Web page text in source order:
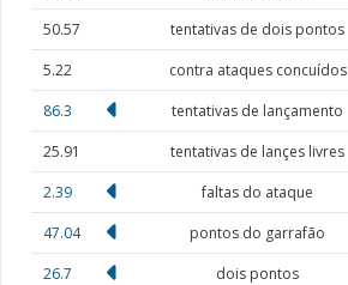
50.57
tentativas de dois pontos
5.22
contra ataques concuídos
86.3
tentativas de lançamento
25.91
tentativas de lançes livres
2.39
faltas do ataque
47.04
pontos do garrafão
26.7
dois pontos